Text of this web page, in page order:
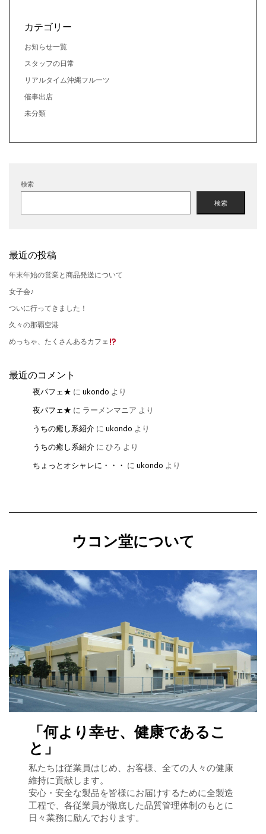
カテゴリー
お知らせ一覧
スタッフの日常
リアルタイム沖縄フルーツ
催事出店
未分類
検索
検索
最近の投稿
年末年始の営業と商品発送について
女子会♪
ついに行ってきました！
久々の那覇空港
めっちゃ、たくさんあるカフェ
最近のコメント
夜パフェ★ に ukondo より
夜パフェ★ に ラーメンマニア より
うちの癒し系紹介 に ukondo より
うちの癒し系紹介 に ひろ より
ちょっとオシャレに・・・ に ukondo より
ウコン堂について
「何より幸せ、健康であるこ
と」
私たちは従業員はじめ、お客様、全ての人々の健康
維持に貢献します。
安心・安全な製品を皆様にお届けするために全製造
工程で、各従業員が徹底した品質管理体制のもとに
日々業務に励んでおります。